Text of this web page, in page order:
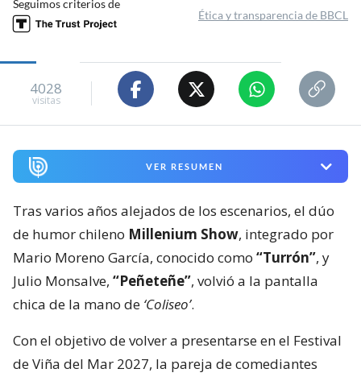
Seguimos criterios de
Ética y transparencia de BBCL
4028
visitas
VER RESUMEN
Tras varios años alejados de los escenarios, el dúo
de humor chileno Millenium Show, integrado por
Mario Moreno García, conocido como “Turrón”, y
Julio Monsalve, “Peñeteñe”, volvió a la pantalla
chica de la mano de ‘Coliseo’.
Con el objetivo de volver a presentarse en el Festival
de Viña del Mar 2027, la pareja de comediantes